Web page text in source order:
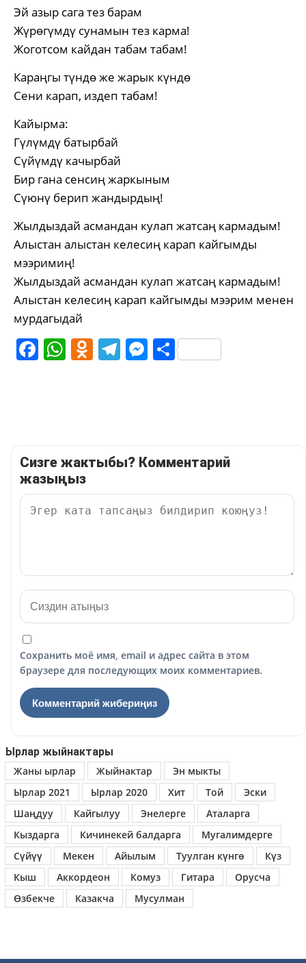
Эй азыр сага тез барам
Жүрөгүмдү сунамын тез карма!
Жоготсом кайдан табам табам!
Караңгы түндө же жарык күндө
Сени карап, издеп табам!
Кайырма:
Гүлүмдү батырбай
Сүйүмдү качырбай
Бир гана сенсиң жаркыным
Сүюнү берип жандырдың!
Жылдыздай асмандан кулап жатсаң кармадым!
Алыстан алыстан келесиң карап кайгымды
мээримиң!
Жылдыздай асмандан кулап жатсаң кармадым!
Алыстан келесиң карап кайгымды мээрим менен
мурдагыдай
Facebook
WhatsApp
Odnoklassniki
Telegram
Messenger
Share
Сизге жактыбы? Комментарий
жазыңыз
Сохранить моё имя, email и адрес сайта в этом
браузере для последующих моих комментариев.
Ырлар жыйнактары
Жаны ырлар
Жыйнактар
Эн мыкты
Ырлар 2021
Ырлар 2020 Хит Той
Эски
Шаңдуу
Кайгылуу Энелерге
Аталарга
Кыздарга
Кичинекей балдарга
Мугалимдерге
Сүйүү
Мекен Айылым Туулган күнгө
Күз
Кыш
Аккордеон Комуз Гитара
Орусча
Өзбекче
Казакча Мусулман